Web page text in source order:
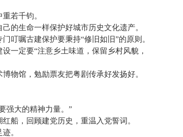
若千钧。
生命一样保护好城市历史文化遗产。
嘱古建保护要秉持“修旧如旧”的原则。
定要“注意乡土味道，保留乡村风貌，
馆，勉励票友把粤剧传承好发扬好。
强大的精神力量。”
，回顾建党历史，重温入党誓词。
。